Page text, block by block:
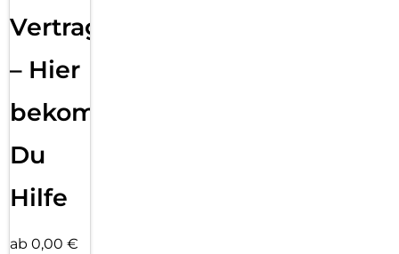
Vertragsabwicklung
– Hier
bekommst
Du
Hilfe
ab 0,00 €